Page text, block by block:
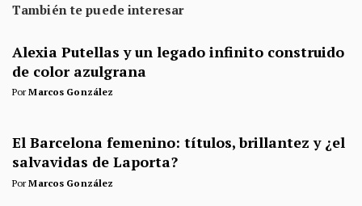
También te puede interesar
Alexia Putellas y un legado infinito construido
de color azulgrana
PorMarcos González
El Barcelona femenino: títulos, brillantez y ¿el
salvavidas de Laporta?
PorMarcos González